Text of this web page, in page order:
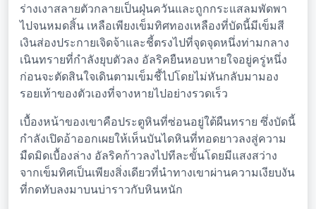
ร่างเงาสลายตัวกลายเป็นฝุ่นควันและถูกกระแสลมพัดพา
ไปจนหมดสิ้น เหลือเพียงเข็มทิศทองเหลืองที่บัดนี้มีเข็มสี
เงินส่องประกายเจิดจ้าและชี้ตรงไปที่จุดจุดหนึ่งท่ามกลาง
เนินทรายที่กำลังยุบตัวลง อัลริคยืนหอบหายใจอยู่ครู่หนึ่ง
ก่อนจะตัดสินใจเดินตามเข็มชี้ไปโดยไม่หันกลับมามอง
รอยเท้าของตัวเองที่จางหายไปอย่างรวดเร็ว
เบื้องหน้าของเขาคือประตูหินที่ซ่อนอยู่ใต้ผืนทราย ซึ่งบัดนี้
กำลังเปิดอ้าออกเผยให้เห็นบันไดหินที่ทอดยาวลงสู่ความ
มืดมิดเบื้องล่าง อัลริคก้าวลงไปทีละขั้นโดยมีแสงสว่าง
จากเข็มทิศเป็นเพียงสิ่งเดียวที่นำทางเขาผ่านความเงียบงัน
ที่กดทับลงมาบนบ่าราวกับหินหนัก